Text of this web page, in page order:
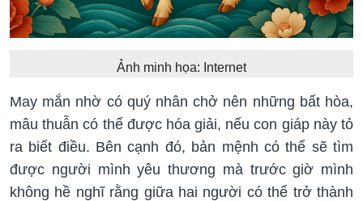
Ảnh minh họa: Internet
May mắn nhờ có quý nhân chở nên những bất hòa,
mâu thuẫn có thể được hóa giải, nếu con giáp này tỏ
ra biết điều. Bên cạnh đó, bản mệnh có thể sẽ tìm
được người mình yêu thương mà trước giờ mình
không hề nghĩ rằng giữa hai người có thể trở thành